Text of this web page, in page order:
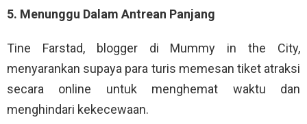
5. Menunggu Dalam Antrean Panjang
Tine Farstad, blogger di Mummy in the City,
menyarankan supaya para turis memesan tiket atraksi
secara online untuk menghemat waktu dan
menghindari kekecewaan.